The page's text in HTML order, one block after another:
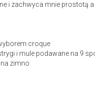
i zachwyca mnie prostotą
croque
i mule podawane na 9
zimno